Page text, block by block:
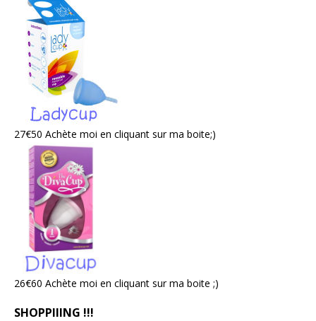
27€50 Achète moi en cliquant sur ma boite;)
26€60 Achète moi en cliquant sur ma boite ;)
SHOPPIIING !!!